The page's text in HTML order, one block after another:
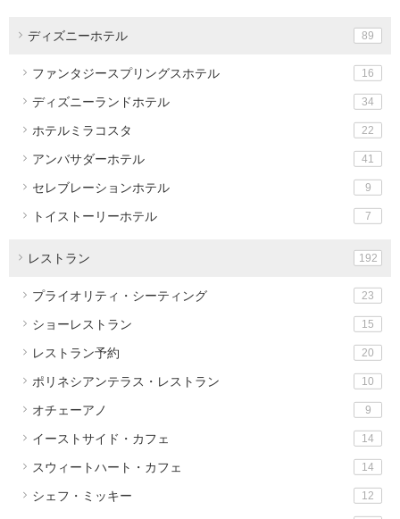
ディズニーホテル 89
ファンタジースプリングスホテル 16
ディズニーランドホテル 34
ホテルミラコスタ 22
アンバサダーホテル 41
セレブレーションホテル 9
トイストーリーホテル 7
レストラン 192
プライオリティ・シーティング 23
ショーレストラン 15
レストラン予約 20
ポリネシアンテラス・レストラン 10
オチェーアノ 9
イーストサイド・カフェ 14
スウィートハート・カフェ 14
シェフ・ミッキー 12